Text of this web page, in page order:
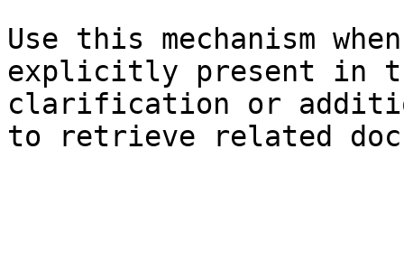
Use this mechanism
explicitly present in
clarification or